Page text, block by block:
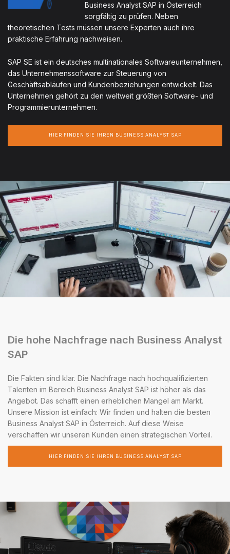
Business Analyst SAP in Österreich
sorgfältig zu prüfen. Neben
theoretischen Tests müssen unsere Experten auch ihre
praktische Erfahrung nachweisen.
SAP SE ist ein deutsches multinationales Softwareunternehmen,
das Unternehmenssoftware zur Steuerung von
Geschäftsabläufen und Kundenbeziehungen entwickelt. Das
Unternehmen gehört zu den weltweit größten Software- und
Programmierunternehmen.
HIER FINDEN SIE IHREN BUSINESS ANALYST SAP
Die hohe Nachfrage nach Business Analyst
SAP
Die Fakten sind klar. Die Nachfrage nach hochqualifizierten
Talenten im Bereich Business Analyst SAP ist höher als das
Angebot. Das schafft einen erheblichen Mangel am Markt.
Unsere Mission ist einfach: Wir finden und halten die besten
Business Analyst SAP in Österreich. Auf diese Weise
verschaffen wir unseren Kunden einen strategischen Vorteil.
HIER FINDEN SIE IHREN BUSINESS ANALYST SAP